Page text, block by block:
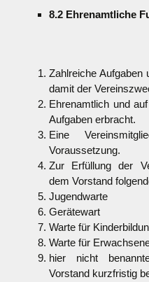
8.2 Ehrenamtliche
Zahlreiche Aufgaben
damit der
Ehrenamtlich und
Aufgaben erbracht.
Eine
Voraussetzung.
Zur Erfüllung der
dem Vorstand
Jugendwarte
Gerätewart
Warte für
Warte für
hier nicht
Vorstand kurzfristig